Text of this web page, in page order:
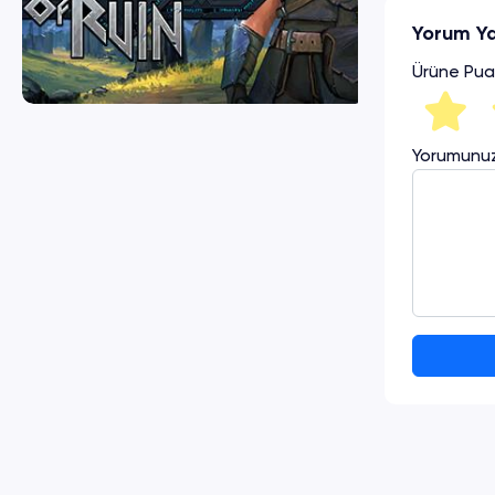
Yorum
Ürüne